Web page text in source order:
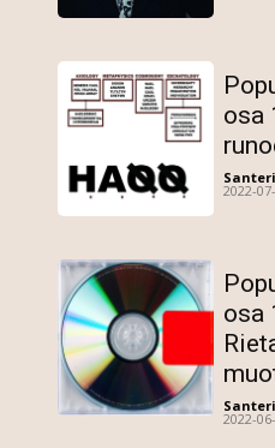
osa
2022-
osa
2022-